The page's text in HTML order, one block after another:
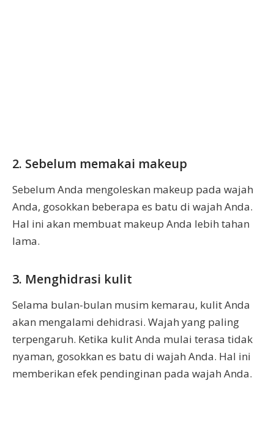
2. Sebelum memakai makeup
Sebelum Anda mengoleskan makeup pada wajah
Anda, gosokkan beberapa es batu di wajah Anda.
Hal ini akan membuat makeup Anda lebih tahan
lama.
3. Menghidrasi kulit
Selama bulan-bulan musim kemarau, kulit Anda
akan mengalami dehidrasi. Wajah yang paling
terpengaruh. Ketika kulit Anda mulai terasa tidak
nyaman, gosokkan es batu di wajah Anda. Hal ini
memberikan efek pendinginan pada wajah Anda.